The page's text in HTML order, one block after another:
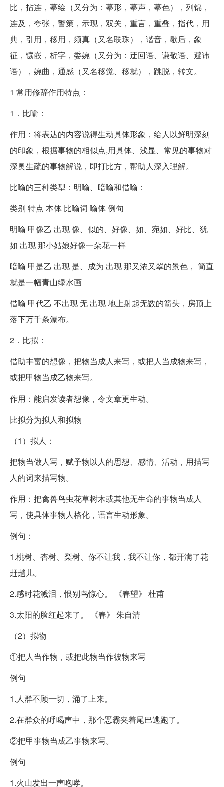
比，拈连，摹绘（又分为：摹形，摹声，摹色），列锦，
连及，夸张，警策，示现，双关，重言，重叠，指代，用
典，引用，移用，须真（又名联珠），谐音，歇后，象
征，镶嵌，析字，委婉（又分为：迂回语、谦敬语、避讳
语），婉曲，通感（又名移觉、移就），跳脱，转文。
1 常用修辞作用特点：
1．比喻：
作用：将表达的内容说得生动具体形象，给人以鲜明深刻
的印象，根据事物的相似点,用具体、浅显、常见的事物对
深奥生疏的事物解说，即打比方，帮助人深入理解。
比喻的三种类型：明喻、暗喻和借喻：
类别 特点 本体 比喻词 喻体 例句
明喻 甲像乙 出现 像、似的、好像、如、宛如、好比、犹
如 出现 那小姑娘好像一朵花一样
暗喻 甲是乙 出现 是、成为 出现 那又浓又翠的景色， 简直
就是一幅青山绿水画
借喻 甲代乙 不出现 无 出现 地上射起无数的箭头，房顶上
落下万千条瀑布。
2．比拟：
借助丰富的想像，把物当成人来写，或把人当成物来写，
或把甲物当成乙物来写。
作用：能启发读者想像，令文章更生动。
比拟分为拟人和拟物
（1）拟人：
把物当做人写，赋予物以人的思想、感情、活动，用描写
人的词来描写物。
作用：把禽兽鸟虫花草树木或其他无生命的事物当成人
写，使具体事物人格化，语言生动形象。
例句：
1.桃树、杏树、梨树、你不让我，我不让你，都开满了花
赶趟儿。
2.感时花溅泪，恨别鸟惊心。 《春望》 杜甫
3.太阳的脸红起来了。 《春》 朱自清
（2）拟物
①把人当作物，或把此物当作彼物来写
例句
1.人群不顾一切，涌了上来。
2.在群众的呼喝声中，那个恶霸夹着尾巴逃跑了。
②把甲事物当成乙事物来写。
例句
1.火山发出一声咆哮。